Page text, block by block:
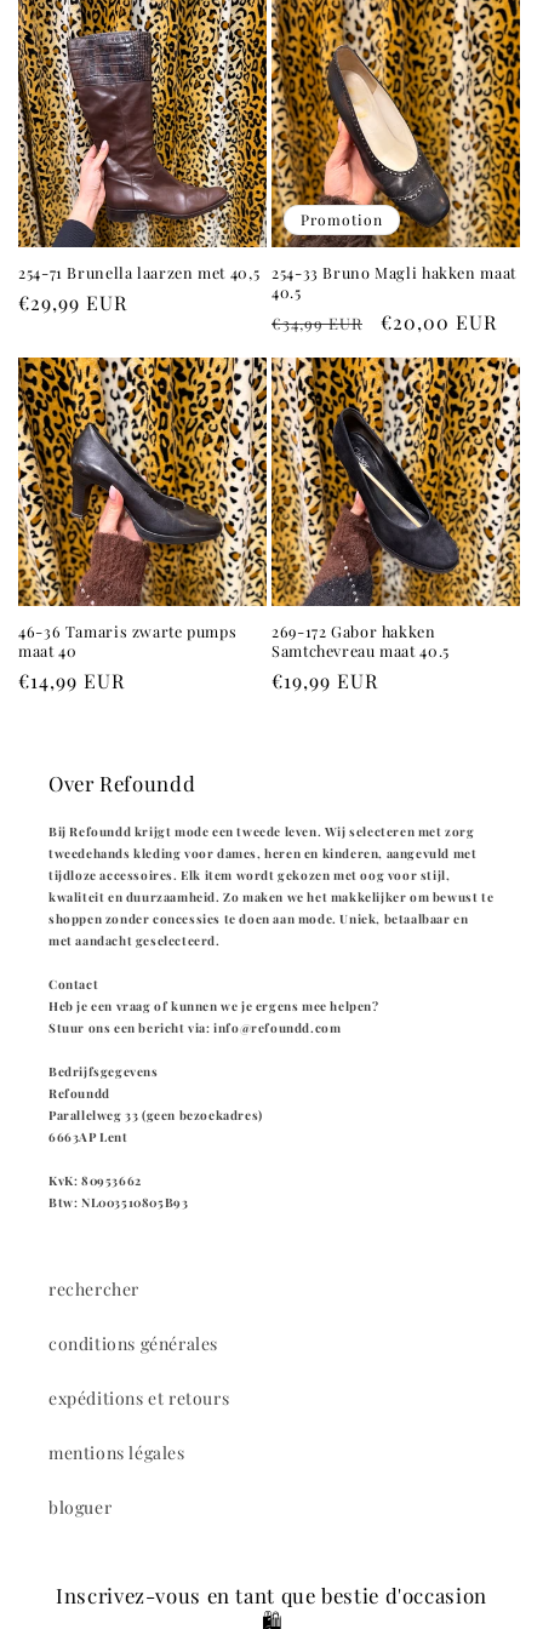
254-71 Brunella laarzen met 40,5
Prix
€29,99 EUR
Promotion
254-33 Bruno Magli hakken maat
40.5
Prix
€34,99 EUR
Prix
€20,00 EUR
46-36 Tamaris zwarte pumps
maat 40
Prix
€14,99 EUR
269-172 Gabor hakken
Samtchevreau maat 40.5
Prix
€19,99 EUR
Over Refoundd
Bij Refoundd krijgt mode een tweede leven. Wij selecteren met zorg
tweedehands kleding voor dames, heren en kinderen, aangevuld met
tijdloze accessoires. Elk item wordt gekozen met oog voor stijl,
kwaliteit en duurzaamheid. Zo maken we het makkelijker om bewust te
shoppen zonder concessies te doen aan mode. Uniek, betaalbaar en
met aandacht geselecteerd.
Contact
Heb je een vraag of kunnen we je ergens mee helpen?
Stuur ons een bericht via: info@refoundd.com
Bedrijfsgegevens
Refoundd
Parallelweg 33 (geen bezoekadres)
6663AP Lent
KvK: 80953662
Btw: NL003510805B93
rechercher
conditions générales
expéditions et retours
mentions légales
bloguer
Inscrivez-vous en tant que bestie d'occasion
🛍️